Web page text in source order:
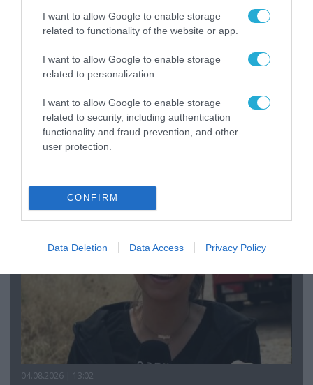
I want to allow Google to enable storage
related to functionality of the website or app.
I want to allow Google to enable storage
related to personalization.
I want to allow Google to enable storage
related to security, including authentication
functionality and fraud prevention, and other
user protection.
CONFIRM
Data Deletion Data Access Privacy Policy
04.08.2026 | 15:02
04.08.2026 | 13:02